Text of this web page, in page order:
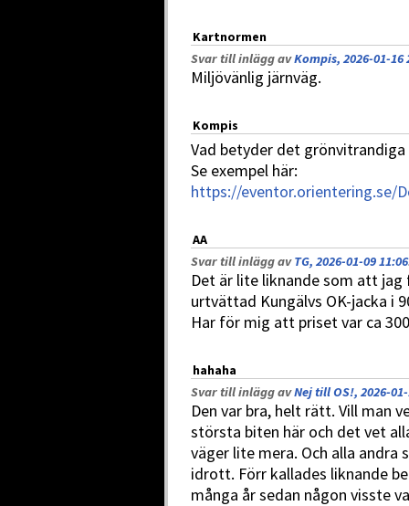
Kartnormen
Svar till inlägg avKompis, 2026-01-16
Miljövänlig järnväg.
Kompis
Vad betyder det
Se exempel här:
https://eventor.orientering.se/
AA
Svar till inlägg avTG, 2026-01-09 11:06
Det är lite liknande som att
urtvättad Kungälvs OK-jacka i
Har för mig att priset var ca
hahaha
Svar till inlägg avNej till OS!, 2026-
Den var bra, helt rätt. Vill man
största biten här och det vet
väger lite mera. Och alla andra
idrott. Förr kallades liknande
många år sedan någon visste